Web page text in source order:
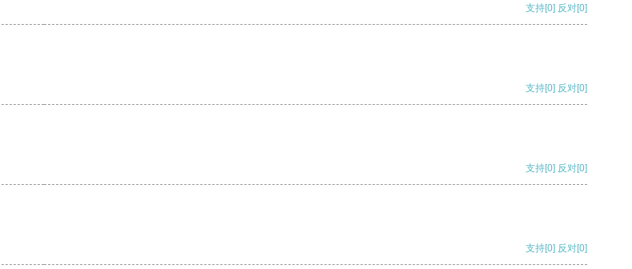
支持[0] 反对[0]
支持[0] 反对[0]
支持[0] 反对[0]
支持[0] 反对[0]